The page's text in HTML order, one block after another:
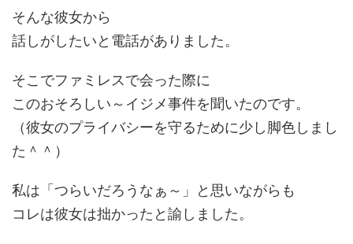
そんな彼女から
話しがしたいと電話がありました。
そこでファミレスで会った際に
このおそろしい～イジメ事件を聞いたのです。
（彼女のプライバシーを守るために少し脚色しまし
た＾＾）
私は「つらいだろうなぁ～」と思いながらも
コレは彼女は拙かったと諭しました。